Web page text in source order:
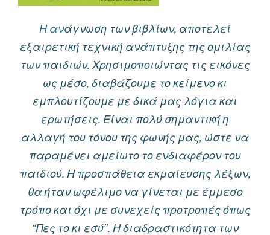
Η ανάγνωση των βιβλίων, αποτελεί
εξαιρετική τεχνική ανάπτυξης της ομιλίας
των παιδιών. Χρησιμοποιώντας τις εικόνες
ως μέσο, διαβάζουμε το κείμενο κι
εμπλουτίζουμε με δικά μας λόγια και
ερωτήσεις. Είναι πολύ σημαντική η
αλλαγή του τόνου της φωνής μας, ώστε να
παραμένει αμείωτο το ενδιαφέρον του
παιδιού. Η προσπάθεια εκμαίευσης λέξων,
θα ήταν ωφέλιμο να γίνεται με έμμεσο
τρόπο και όχι με συνεχείς προτροπές όπως
“Πες το κι εσύ”. Η διαδραστικότητα των